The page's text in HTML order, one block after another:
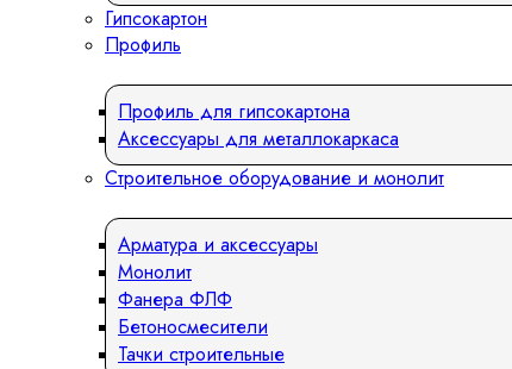
Гипсокартон
Профиль
Профиль для гипсокартона
Аксессуары для металлокаркаса
Строительное оборудование и монолит
Арматура и аксессуары
Монолит
Фанера ФЛФ
Бетоносмесители
Тачки строительные